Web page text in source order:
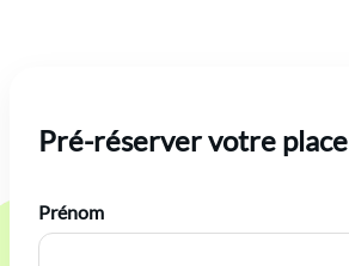
Pré-réserver votre place
Prénom